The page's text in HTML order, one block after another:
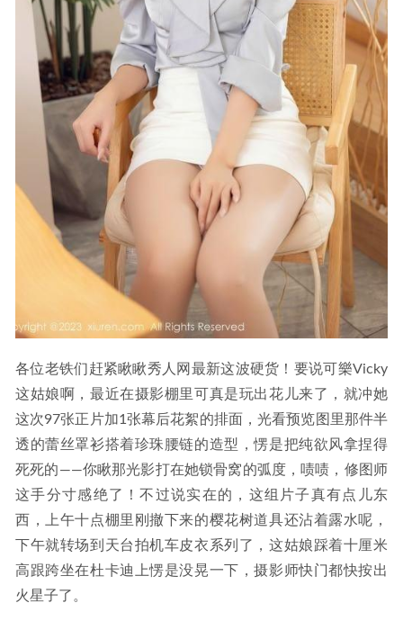
各位老铁们赶紧瞅瞅秀人网最新这波硬货！要说可樂Vicky
这姑娘啊，最近在摄影棚里可真是玩出花儿来了，就冲她
这次97张正片加1张幕后花絮的排面，光看预览图里那件半
透的蕾丝罩衫搭着珍珠腰链的造型，愣是把纯欲风拿捏得
死死的——你瞅那光影打在她锁骨窝的弧度，啧啧，修图师
这手分寸感绝了！不过说实在的，这组片子真有点儿东
西，上午十点棚里刚撤下来的樱花树道具还沾着露水呢，
下午就转场到天台拍机车皮衣系列了，这姑娘踩着十厘米
高跟跨坐在杜卡迪上愣是没晃一下，摄影师快门都快按出
火星子了。